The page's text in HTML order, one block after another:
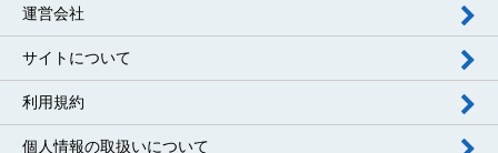
運営会社
サイトについて
利用規約
個人情報の取扱いについて